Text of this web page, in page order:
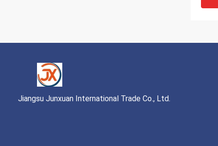
Jiangsu Junxuan International Trade Co., Ltd.